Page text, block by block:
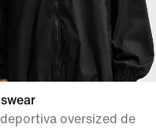
oversized de